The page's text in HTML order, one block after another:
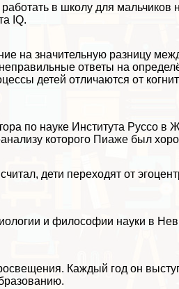
в школу для мальчиков
IQ.
на значительную разницу
ответы на
детей отличаются от
по науке Института Руссо в
которого Пиаже был
дети переходят от
и философии науки в
Каждый год он